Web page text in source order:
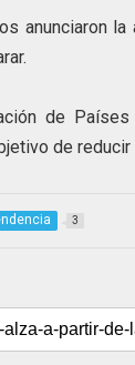
anunciaron
de
de
3